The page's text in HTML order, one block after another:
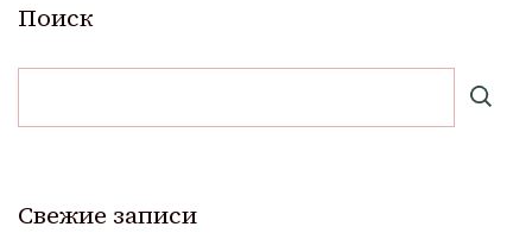
Поиск
Свежие записи